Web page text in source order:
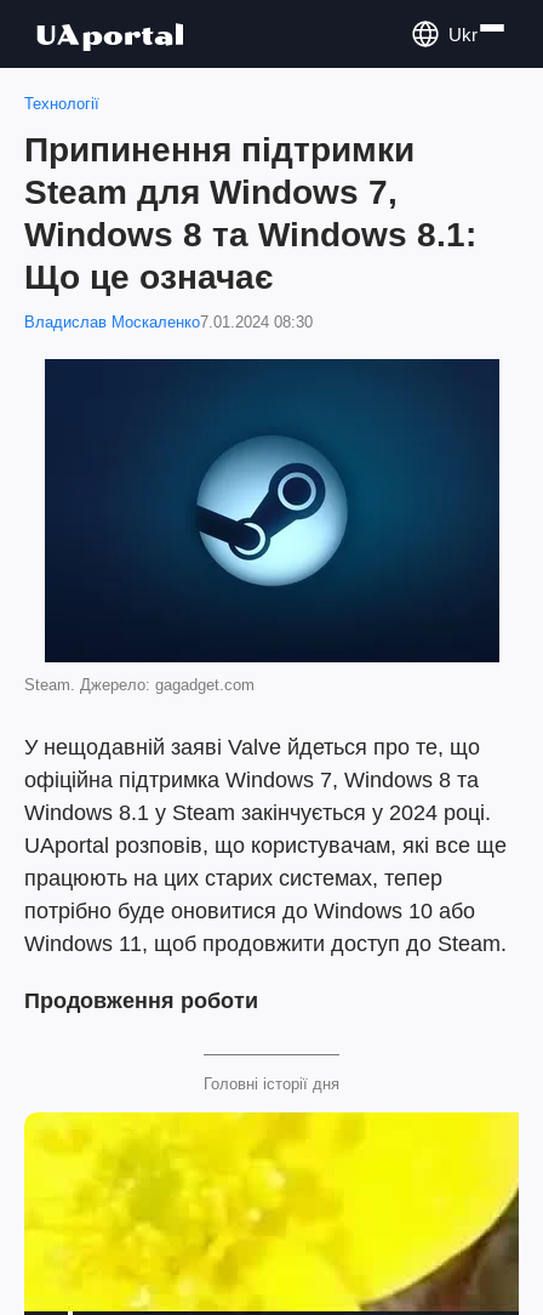
Ukr
Технології
Припинення підтримки
Steam для Windows 7,
Windows 8 та Windows 8.1:
Що це означає
Владислав Москаленко7.01.2024 08:30
Steam. Джерело: gagadget.com
У нещодавній заяві Valve йдеться про те, що
офіційна підтримка Windows 7, Windows 8 та
Windows 8.1 у Steam закінчується у 2024 році.
UAportal розповів, що користувачам, які все ще
працюють на цих старих системах, тепер
потрібно буде оновитися до Windows 10 або
Windows 11, щоб продовжити доступ до Steam.
Продовження роботи
Головні історії дня